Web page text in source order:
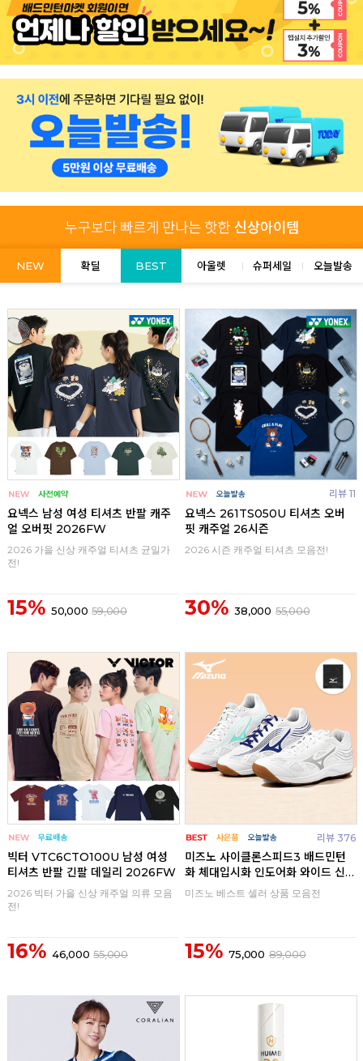
NEW 확딜 BEST 아울렛 슈퍼세일 오늘발송
요넥스 남성 여성 티셔츠 반팔 캐주
얼 오버핏 2026FW
2026 가을 신상 캐주얼 티셔츠 균일가
전!
15% 50,000 59,000
리뷰 11
요넥스 261TS050U 티셔츠 오버
핏 캐주얼 26시즌
2026 시즌 캐주얼 티셔츠 모음전!
30% 38,000 55,000
빅터 VTC6CTO100U 남성 여성
티셔츠 반팔 긴팔 데일리 2026FW
2026 빅터 가을 신상 캐주얼 의류 모음
전!
16% 46,000 55,000
리뷰 376
미즈노 사이클론스피드3 배드민턴
화 체대입시화 인도어화 와이드 신
발
미즈노 베스트 셀러 상품 모음전
15% 75,000 89,000